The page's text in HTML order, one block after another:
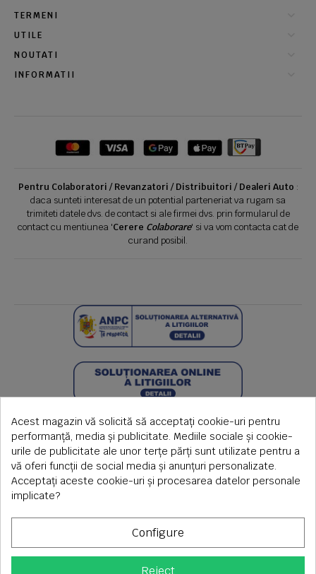
TERMENI
UTILE
NOUTATI
INFORMATII
Pentru Colaboratori / Revanzatori / Distribuitori / Dealeri Auto :
daca sunteti interesat de un potential parteneriat va rugam sa
trimiteti datele dvs. de contact si ale firmei dvs. prin formularul de
contact cu mentiunea 'Cerere Colaborare' si va vom contacta cat de
curand posibil.
Copyright © 2026 S.C. Rimi S.R.L. , Reg.Com: J1992000639351,
Acest magazin vă solicită să acceptați cookie-uri pentru
performanță, media și publicitate. Mediile sociale și cookie-
urile de publicitate ale unor terțe părți sunt utilizate pentru a
vă oferi funcții de social media și anunțuri personalizate.
Acceptați aceste cookie-uri și procesarea datelor personale
implicate?
Configure